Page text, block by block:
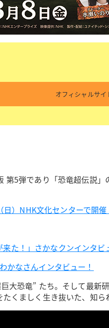
オフィシャルサイ
第5弾であり「恐竜超伝説
日）NHK文化センターで
た！」さかなクンインタビ
かなさんインタビュー！
大恐竜” たち。そして最
くましく生き抜いた、知ら